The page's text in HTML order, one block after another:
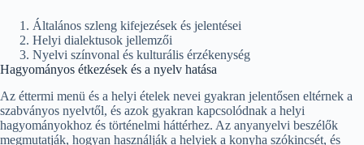
Általános szleng kifejezések és jelentései
Helyi dialektusok jellemzői
Nyelvi színvonal és kulturális érzékenység
Hagyományos étkezések és a nyelv hatása
Az éttermi menü és a helyi ételek nevei gyakran jelentősen eltérnek a
szabványos nyelvtől, és azok gyakran kapcsolódnak a helyi
hagyományokhoz és történelmi háttérhez. Az anyanyelvi beszélők
megmutatják, hogyan használják a helyiek a konyha szókincsét, és